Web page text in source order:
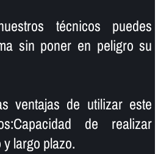
técnicos puedes
sin poner en peligro su
ventajas de utilizar este
de realizar
largo plazo.